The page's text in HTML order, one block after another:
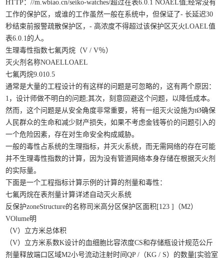
HTTP：//m.wbiao.cn/seiko-watches/超过在表6.0.1 NOAEL值;经常没有
工作的保护区，或谁的工作虽然一般在系统中，但保证了- 长延迟30
秒结束前报警疏散保护区，- 高浓度不得超过该保护区灭火LOAEL值
表6.0.1的人。
生理毒性指数七氟丙烷（V / V％）
灭火剂名称NOAELLOAEL
七氟丙烷9.010.5
通常是大量的工程设计的有这样的问题是可忽略的，这有两个原因：
1，设计师做不明白的问题;其次，刻意回避这个问题，以降低成本。
然而，这个问题是从安全角度非常重要，将有一组灭火设施为tØ确保
人民群众的生命和减少财产损失，如果不考虑金钱等价的问题引入的
一个危险因素，存在对生命安全构成威胁。
一般的毒性占系统的生理指标，并灭火系统，而无需网络的存在可能
并不生理毒性指数的计算，因为没有管道网络本身存储在根据灭火剂
的实际量。
下面是一个工程指标计算示例的计算的剂量和毒性：
七氟丙烷在表剂量计算详述自动灭火系统
反保护zoneStructure的名称司米高分区保护区面积[123 ]（M2）
VOlume明
（V）立方米总体积
（V）立方米系数K设计的血细胞比容浓度CS和存储瓶设计规范公斤
剂量释放端口区域M2小号流动注射时间QP /（KG / S）的数量[实验室